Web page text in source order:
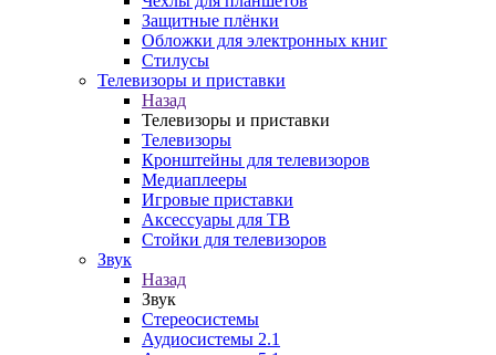
Защитные плёнки
Обложки для электронных книг
Стилусы
Телевизоры и приставки
Назад
Телевизоры и приставки
Телевизоры
Кронштейны для телевизоров
Медиаплееры
Игровые приставки
Аксессуары для ТВ
Стойки для телевизоров
Звук
Назад
Звук
Стереосистемы
Аудиосистемы 2.1